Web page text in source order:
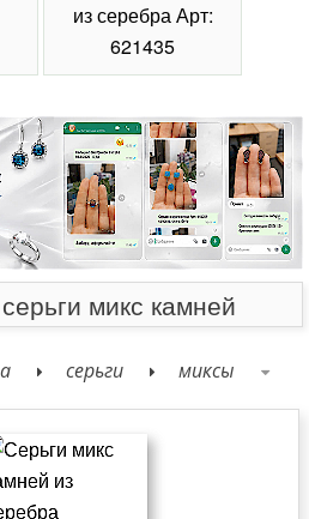
из серебра Арт:
621435
микс камней
серьги миксы